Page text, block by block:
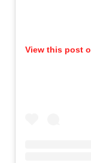
View this post